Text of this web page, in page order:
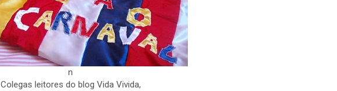
n
Colegas leitores do blog Vida Vivida,